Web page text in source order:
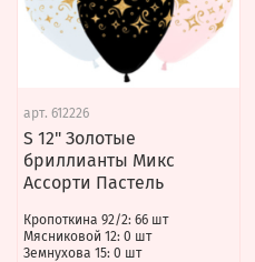
арт. 612226
S 12" Золотые
бриллианты Микс
Ассорти Пастель
Кропоткина 92/2: 66 шт
Мясниковой 12: 0 шт
Земнухова 15: 0 шт